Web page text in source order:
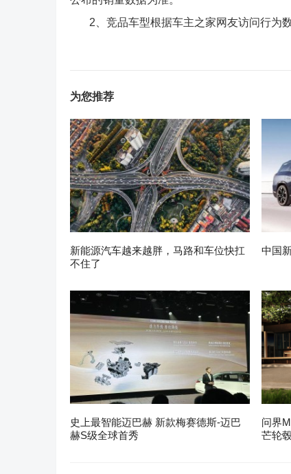
2、竞品车型根据车主之家网友访问行为数
为您推荐
新能源汽车越来越胖，马路和车位快扛
不住了
中国
史上最智能迈巴赫 新款梅赛德斯-迈巴
赫S级全球首秀
问界
芒轮